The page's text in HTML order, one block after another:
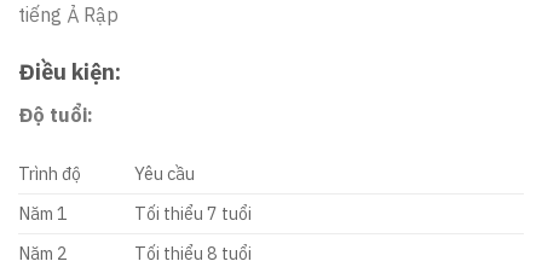
tiếng Ả Rập
Điều kiện:
Độ tuổi:
Trình độ
Yêu cầu
Năm 1
Tối thiểu 7 tuổi
Năm 2
Tối thiểu 8 tuổi